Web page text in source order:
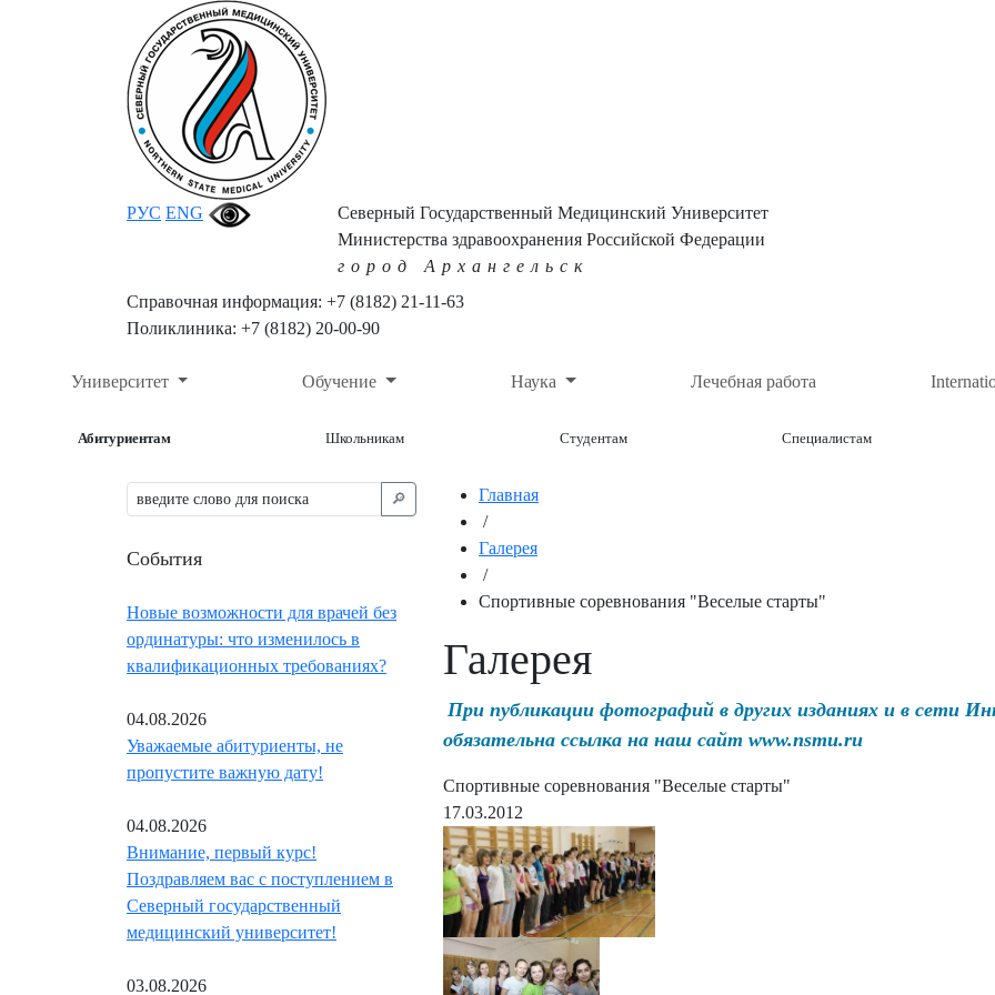
РУС ENG
Северный Государственный Медицинский Университет
Министерства здравоохранения Российской Федерации
город Архангельск
Справочная информация: +7 (8182) 21-11-63
Поликлиника: +7 (8182) 20-00-90
Университет Обучение Наука Лечебная работа
Абитуриентам Школьникам Студентам Специалистам
🔎︎
События
Новые возможности для врачей без
ординатуры: что изменилось в
квалификационных требованиях?
04.08.2026
Уважаемые абитуриенты, не
пропустите важную дату!
04.08.2026
Внимание, первый курс!
Поздравляем вас с поступлением в
Северный государственный
медицинский университет!
03.08.2026
Главная
/
Галерея
/
Спортивные соревнования "Веселые старты"
Галерея
При публикации фотографий в других изданиях и в сети
обязательна ссылка на наш сайт www.nsmu.ru
Спортивные соревнования "Веселые старты"
17.03.2012